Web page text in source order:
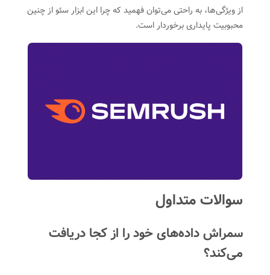
از ویژگی‌ها، به راحتی می‌توان فهمید که چرا این ابزار سئو از چنین
محبوبیت پایداری برخوردار است.
سوالات متداول
سمراش داده‌های خود را از کجا دریافت
می‌کند؟